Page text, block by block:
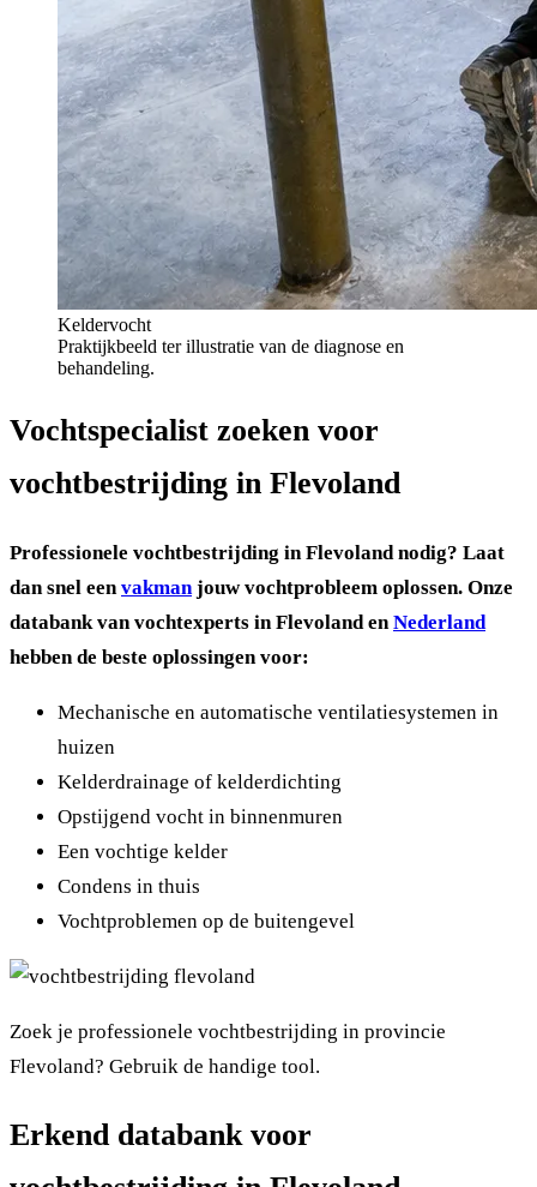
Keldervocht
Praktijkbeeld ter illustratie van de diagnose en
behandeling.
Vochtspecialist zoeken voor
vochtbestrijding in Flevoland
Professionele vochtbestrijding in Flevoland nodig? Laat
dan snel eenvakmanjouw vochtprobleem oplossen. Onze
databank van vochtexperts in Flevoland enNederland
hebben de beste oplossingen voor:
Mechanische en automatische ventilatiesystemen in
huizen
Kelderdrainage of kelderdichting
Opstijgend vocht in binnenmuren
Een vochtige kelder
Condens in thuis
Vochtproblemen op de buitengevel
Zoek je professionele vochtbestrijding in provincie
Flevoland? Gebruik de handige tool.
Erkend databank voor